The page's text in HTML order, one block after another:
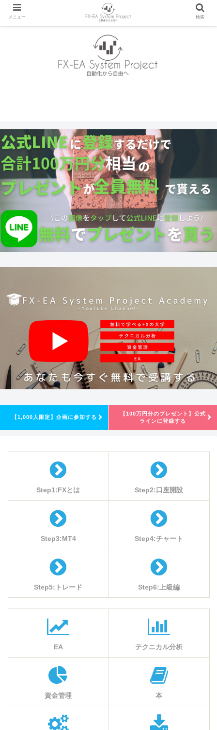
【1,000人限定】企画に参加する
【100万円分のプレゼント】公式
ラインに登録する
Step1:FXとは Step2:口座開設
Step3:MT4 Step4:チャート
Step5:トレード Step6:上級編
EA テクニカル分析
資金管理 本
メニュー 検索